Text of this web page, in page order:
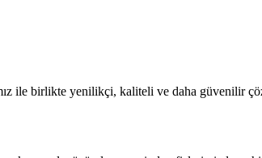
ile birlikte yenilikçi, kaliteli ve daha güvenilir